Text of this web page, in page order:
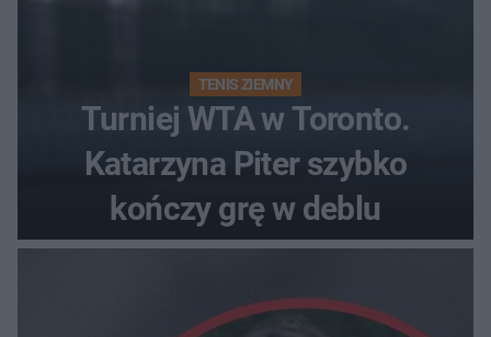
TENIS ZIEMNY
Turniej WTA w Toronto.
Katarzyna Piter szybko
kończy grę w deblu